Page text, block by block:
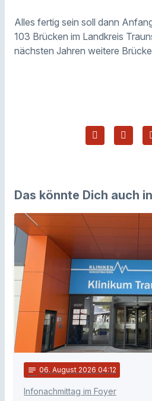
Alles fertig sein soll dann
103 Brücken im Landkreis
nächsten Jahren weitere
Das könnte Dich auch
notes 06. August 2026 04:12
Infonachmittag im Foyer